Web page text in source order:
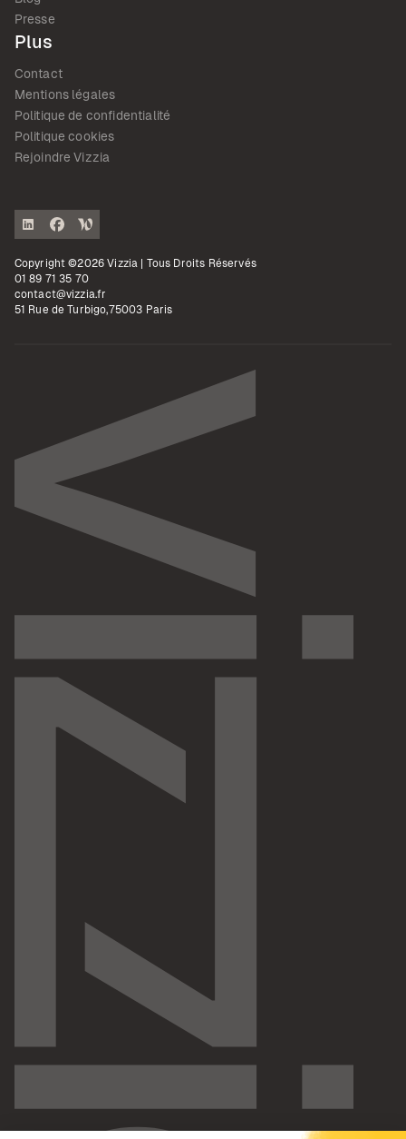
Presse
Plus
Contact
Mentions légales
Politique de confidentialité
Politique cookies
Rejoindre Vizzia
Copyright ©2026 Vizzia | Tous Droits Réservés
01 89 71 35 70
contact@vizzia.fr
51 Rue de Turbigo,75003 Paris